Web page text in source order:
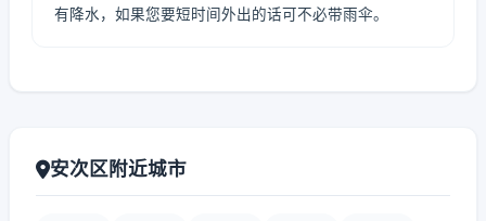
有降水，如果您要短时间外出的话可不必带雨伞。
安次区附近城市